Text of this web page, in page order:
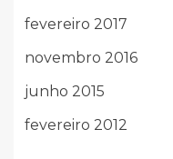
fevereiro 2017
novembro 2016
junho 2015
fevereiro 2012